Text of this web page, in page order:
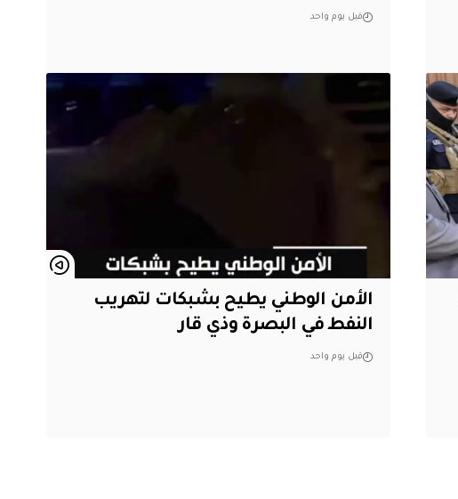
قبل يوم واحد
الأمن الوطني يطيح بشبكات لتهريب
النفط في البصرة وذي قار
قبل يوم واحد